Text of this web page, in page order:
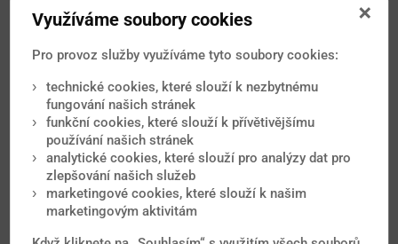
nějaké speciální zdravotní
Dobrý den, záleží i od Vašeho
věku a přesných oblastí, které v
Mexiku navštívíte. Základem je
to...
Od: František
názor, případně radu nebo
Dobrý den, z horečky Zika není
Využíváme soubory cookies
Pro provoz služby využíváme tyto soubory cookies:
technické cookies, které slouží k nezbytnému
fungování našich stránek
funkční cookies, které slouží k přívětivějšímu
používání našich stránek
analytické cookies, které slouží pro analýzy dat pro
zlepšování našich služeb
marketingové cookies, které slouží k našim
marketingovým aktivitám